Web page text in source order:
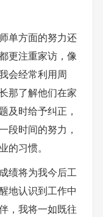
单方面的努力还
更注重家访，像
会经常利用周
那了解他们在家
及时给予纠正，
段时间的努力，
的习惯。
绩将为我今后工
地认识到工作中
，我将一如既往